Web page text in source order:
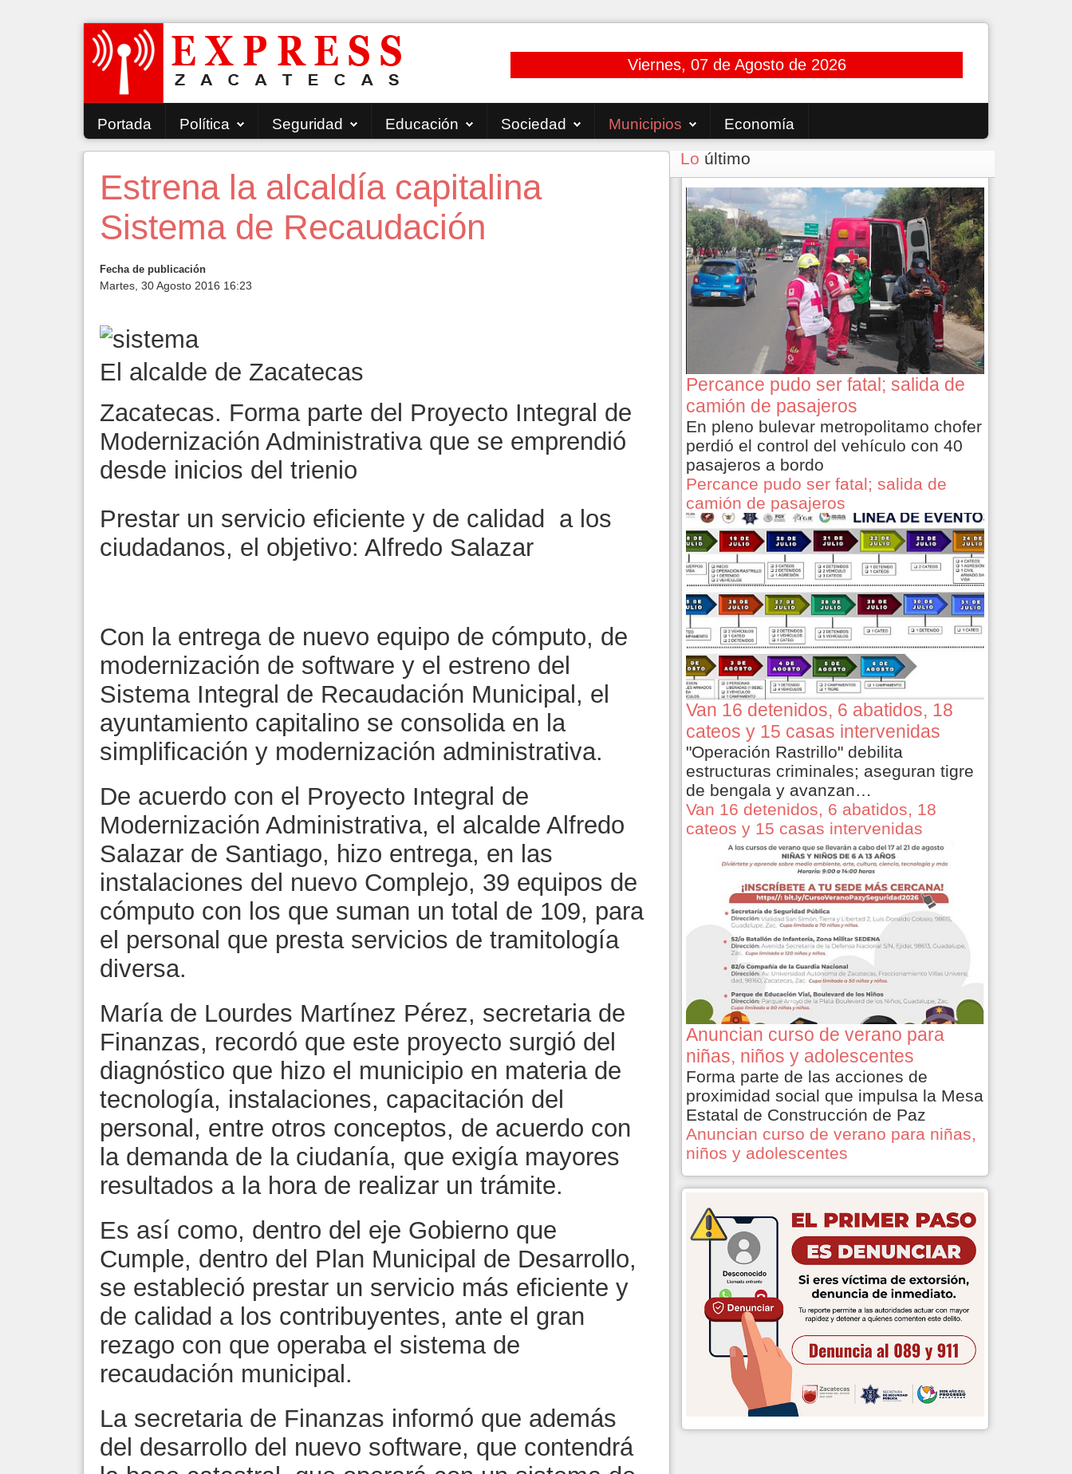
Viernes, 07 de Agosto de 2026
Portada Política Seguridad Educación Sociedad Municipios Economía
Estrena la alcaldía capitalina
Sistema de Recaudación
Fecha de publicación
Martes, 30 Agosto 2016 16:23
El alcalde de Zacatecas
Zacatecas. Forma parte del Proyecto Integral de
Modernización Administrativa que se emprendió
desde inicios del trienio
Prestar un servicio eficiente y de calidad a los
ciudadanos, el objetivo: Alfredo Salazar
Con la entrega de nuevo equipo de cómputo, de
modernización de software y el estreno del
Sistema Integral de Recaudación Municipal, el
ayuntamiento capitalino se consolida en la
simplificación y modernización administrativa.
De acuerdo con el Proyecto Integral de
Modernización Administrativa, el alcalde Alfredo
Salazar de Santiago, hizo entrega, en las
instalaciones del nuevo Complejo, 39 equipos de
cómputo con los que suman un total de 109, para
el personal que presta servicios de tramitología
diversa.
María de Lourdes Martínez Pérez, secretaria de
Finanzas, recordó que este proyecto surgió del
diagnóstico que hizo el municipio en materia de
tecnología, instalaciones, capacitación del
personal, entre otros conceptos, de acuerdo con
la demanda de la ciudanía, que exigía mayores
resultados a la hora de realizar un trámite.
Es así como, dentro del eje Gobierno que
Cumple, dentro del Plan Municipal de Desarrollo,
se estableció prestar un servicio más eficiente y
de calidad a los contribuyentes, ante el gran
rezago con que operaba el sistema de
recaudación municipal.
La secretaria de Finanzas informó que además
del desarrollo del nuevo software, que contendrá
Lo último
Percance pudo ser fatal; salida de
camión de pasajeros
En pleno bulevar metropolitamo chofer
perdió el control del vehículo con 40
pasajeros a bordo
Percance pudo ser fatal; salida de
camión de pasajeros
Van 16 detenidos, 6 abatidos, 18
cateos y 15 casas intervenidas
"Operación Rastrillo" debilita
estructuras criminales; aseguran tigre
de bengala y avanzan…
Van 16 detenidos, 6 abatidos, 18
cateos y 15 casas intervenidas
Anuncian curso de verano para
niñas, niños y adolescentes
Forma parte de las acciones de
proximidad social que impulsa la Mesa
Estatal de Construcción de Paz
Anuncian curso de verano para niñas,
niños y adolescentes